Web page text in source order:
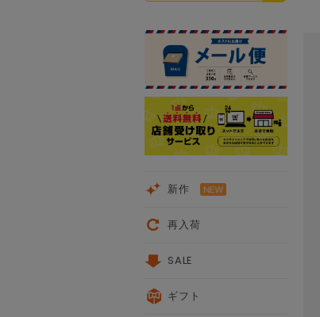
新作
再入荷
SALE
ギフト